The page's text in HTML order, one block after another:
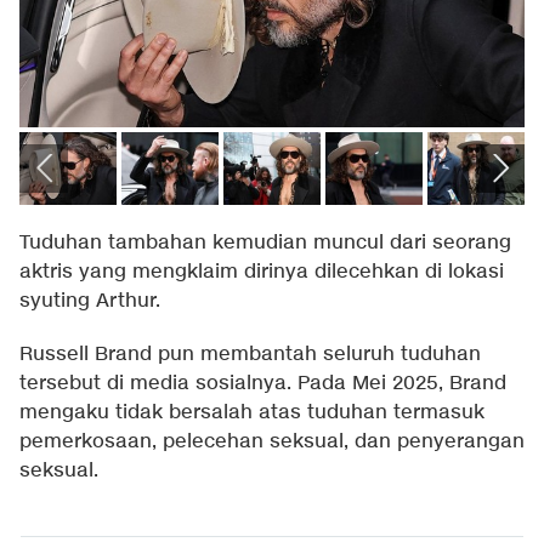
Tuduhan tambahan kemudian muncul dari seorang
aktris yang mengklaim dirinya dilecehkan di lokasi
syuting Arthur.
Russell Brand pun membantah seluruh tuduhan
tersebut di media sosialnya. Pada Mei 2025, Brand
mengaku tidak bersalah atas tuduhan termasuk
pemerkosaan, pelecehan seksual, dan penyerangan
seksual.